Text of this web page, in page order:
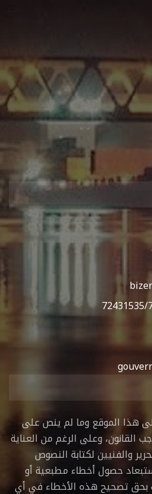
هذا الموقع وما لم ينص على
وعلى الرغم من العناية
والفنيين لكتابة النصوص
حصول أخطاء مطبعية أو
بحق تصحيح هذه الأخطاء في أي